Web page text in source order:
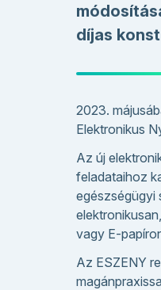
díjas
2023.
Elektronikus
Az új
feladataihoz
egészségügyi
vagy E-
Az ESZENY